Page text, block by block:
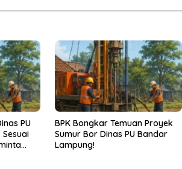
PU
BPK Bongkar Temuan Proyek
Sumur Bor Dinas PU Bandar
Lampung!